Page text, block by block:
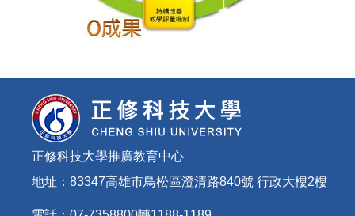
正修科技大學推廣教育中心
地址：83347高雄市鳥松區澄清路840號 行政大樓2樓